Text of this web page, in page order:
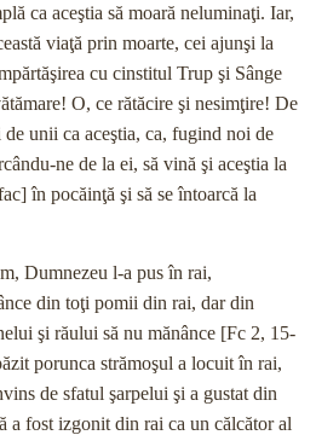
ca aceştia să moară neluminaţi. Iar,
viaţă prin moarte, cei ajunşi la
cu cinstitul Trup şi Sânge
O, ce rătăcire şi nesimţire! De
unii ca aceştia, ca, fugind noi de
ne de la ei, să vină şi aceştia la
în pocăinţă şi să se întoarcă la
Dumnezeu l-a pus în rai,
din toţi pomii din rai, dar din
şi răului să nu mănânce [Fc 2, 15-
porunca strămoşul a locuit în rai,
de sfatul şarpelui şi a gustat din
a fost izgonit din rai ca un călcător al